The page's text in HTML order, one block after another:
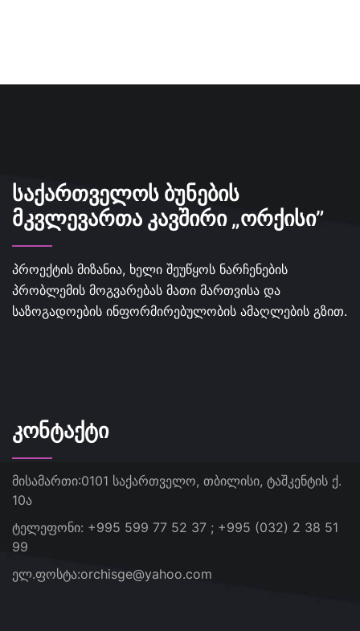
ᲡᲐᲥᲐᲠᲗᲕᲔᲚᲝᲡ ᲑᲣᲜᲔᲑᲘᲡ
ᲛᲙᲕᲚᲔᲕᲐᲠᲗᲐ ᲙᲐᲕᲨᲘᲠᲘ „ᲝᲠᲥᲘᲡᲘ”
პროექტის მიზანია, ხელი შეუწყოს ნარჩენების
პრობლემის მოგვარებას მათი მართვისა და
საზოგადოების ინფორმირებულობის ამაღლების გზით.
ᲙᲝᲜᲢᲐᲥᲢᲘ
მისამართი:0101 საქართველო, თბილისი, ტაშკენტის ქ.
10ა
ტელეფონი: +995 599 77 52 37 ; +995 (032) 2 38 51
99
ელ.ფოსტა:orchisge@yahoo.com